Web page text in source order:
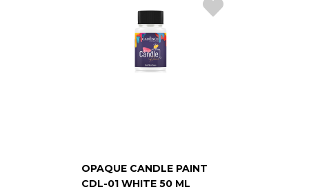
OPAQUE CANDLE PAINT
CDL-01 WHITE 50 ML